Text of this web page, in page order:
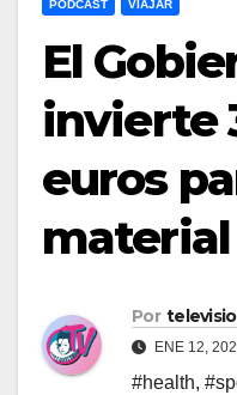
PODCAST VIAJAR
El
invierte
euros
Por
ENE 12,
#health,